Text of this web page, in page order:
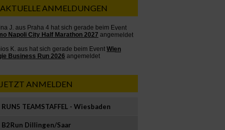
AKTUELLE ANMELDUNGEN
JETZT ANMELDEN
RUN5 TEAMSTAFFEL - Wiesbaden
B2Run Dillingen/Saar